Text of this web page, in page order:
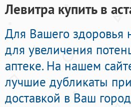
Левитра купить в
Для Вашего здоровья
для увеличения
аптеке. На нашем
лучшие дубликаты
доставкой в Ваш